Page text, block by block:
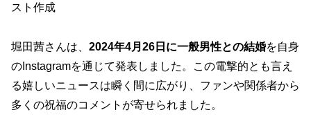
スト作成
堀田茜さんは、 2024年4月26日に一般男性との結婚を自身
のInstagramを通じて発表しました。この電撃的とも言え
る嬉しいニュースは瞬く間に広がり、ファンや関係者から
多くの祝福のコメントが寄せられました。